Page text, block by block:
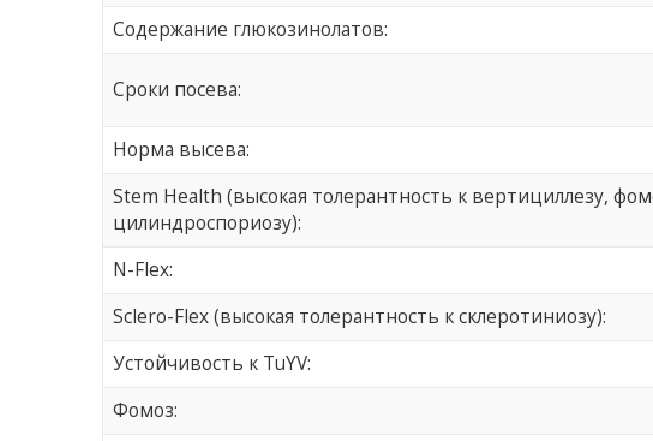
Содержание глюкозинолатов:
Сроки посева:
Норма высева:
Stem Health (высокая толерантность к вертициллезу,
цилиндроспориозу):
N-Flex:
Sclero-Flex (высокая толерантность к склеротиниозу):
Устойчивость к TuYV:
Фомоз: